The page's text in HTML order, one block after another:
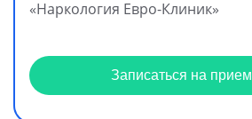
«Наркология Евро-Клиник»
Записаться на прием